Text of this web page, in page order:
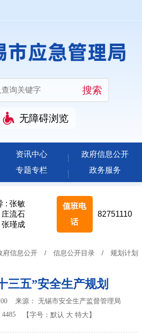
无障碍浏览
资讯中心
政府信息公开
专题专栏 政务服务
: 张敏
庄流石
张瑾成
值班电
话
82751110
府信息公开 / 信息公开目录 / 规划计划
三五”安全生产规划
来源： 无锡市安全生产监督管理局
4485 【字号： 默认 大 特大 】